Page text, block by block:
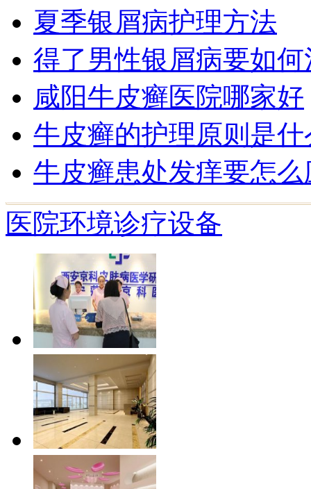
夏季银屑病护理方法
得了男性银屑病要如何
咸阳牛皮癣医院哪家好
牛皮癣的护理原则是什
牛皮癣患处发痒要怎么
医院环境诊疗设备